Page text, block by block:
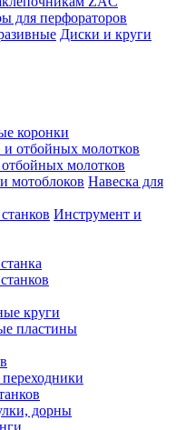
для перфораторов
Диски и круги
коронки
молотков
Навеска для
Инструмент и
круги
пластины
дорны